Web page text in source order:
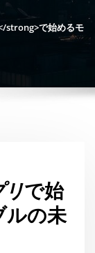
strong>で始めるモ
で始
ルの未